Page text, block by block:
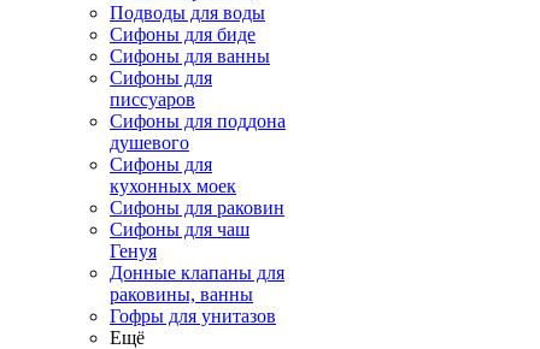
Подводы для воды
Сифоны для биде
Сифоны для ванны
Сифоны для
писсуаров
Сифоны для поддона
душевого
Сифоны для
кухонных моек
Сифоны для раковин
Сифоны для чаш
Генуя
Донные клапаны для
раковины, ванны
Гофры для унитазов
Ещё